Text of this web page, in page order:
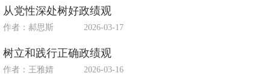
从党性深处树好政绩观
作者：郝思斯 2026-03-17
树立和践行正确政绩观
作者：王雅婧 2026-03-16